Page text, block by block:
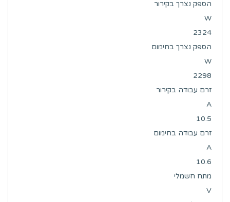
הספק נצרך בקירור
W
2324
הספק נצרך בחימום
W
2298
זרם עבודה בקירור
A
10.5
זרם עבודה בחימום
A
10.6
מתח חשמלי
V